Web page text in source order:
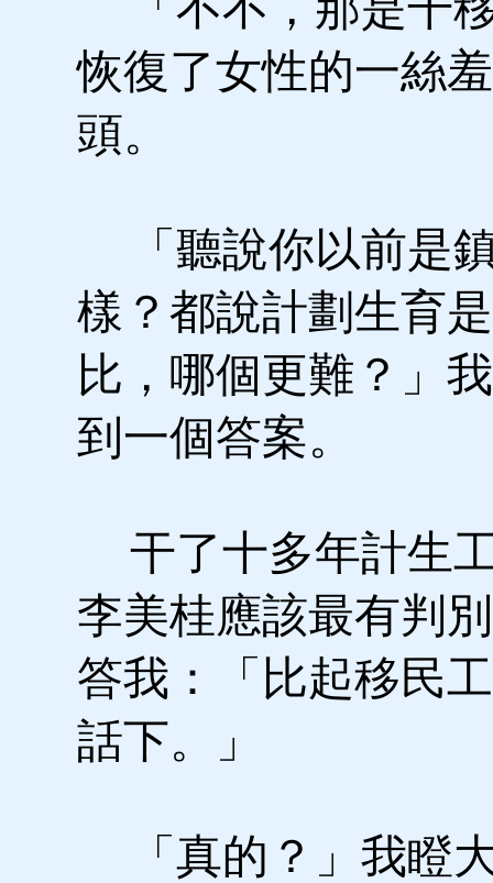
恢復了女性的一絲
頭。
「聽說你以前是
樣？都說計劃生育
比，哪個更難？」
到一個答案。
干了十多年計生
李美桂應該最有判
答我：「比起移民
話下。」
「真的？」我瞪